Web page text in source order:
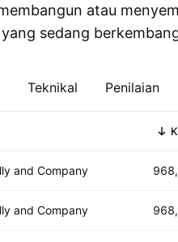
atau
sedang
Teknikal Penilaian
and Company
and Company